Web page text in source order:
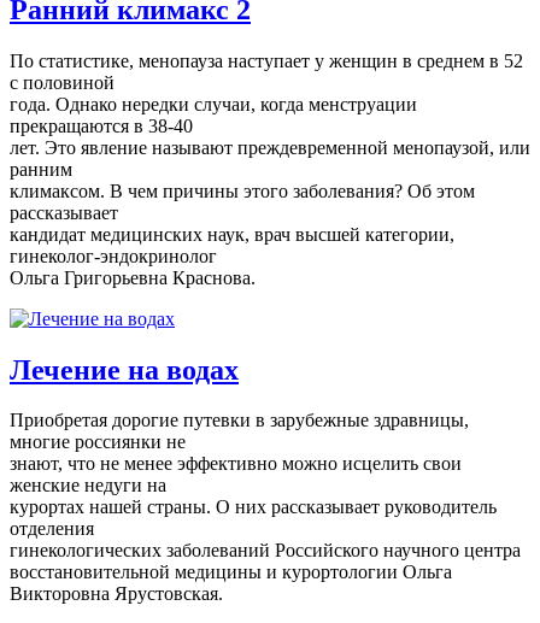
Ранний климакс 2
По статистике, менопауза наступает у женщин в среднем в 52
с половиной
года. Однако нередки случаи, когда менструации
прекращаются в 38-40
лет. Это явление называют преждевременной менопаузой, или
ранним
климаксом. В чем причины этого заболевания? Об этом
рассказывает
кандидат медицинских наук, врач высшей категории,
гинеколог-эндокринолог
Ольга Григорьевна Краснова.
Лечение на водах
Приобретая дорогие путевки в зарубежные здравницы,
многие россиянки не
знают, что не менее эффективно можно исцелить свои
женские недуги на
курортах нашей страны. О них рассказывает руководитель
отделения
гинекологических заболеваний Российского научного центра
восстановительной медицины и курортологии Ольга
Викторовна Ярустовская.